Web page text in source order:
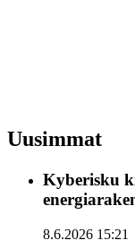
Uusimmat
Kyberisku
8.6.2026 15:21